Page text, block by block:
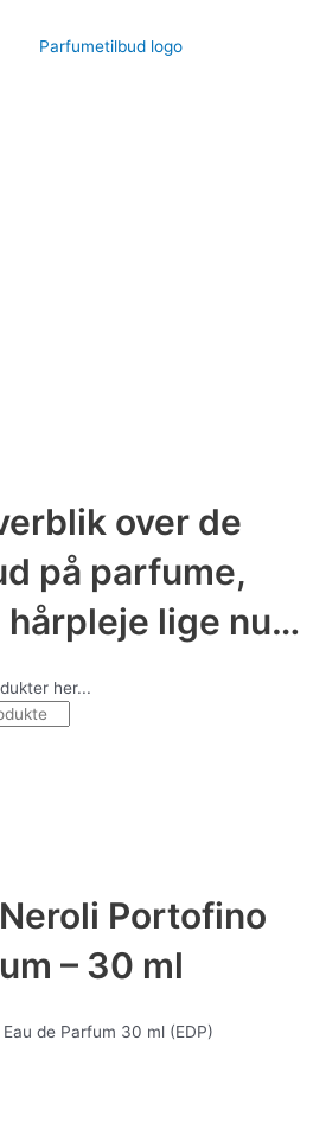
over de
på parfume,
hårpleje lige nu…
her...
Portofino
– 30 ml
de Parfum 30 ml (EDP)